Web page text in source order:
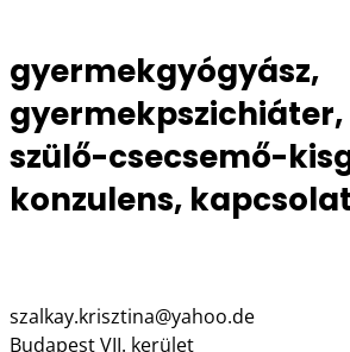
gyermekgyógyász,
szülő-csecsemő-
konzulens,
szalkay.krisztina@yahoo.de
Budapest VII. kerület